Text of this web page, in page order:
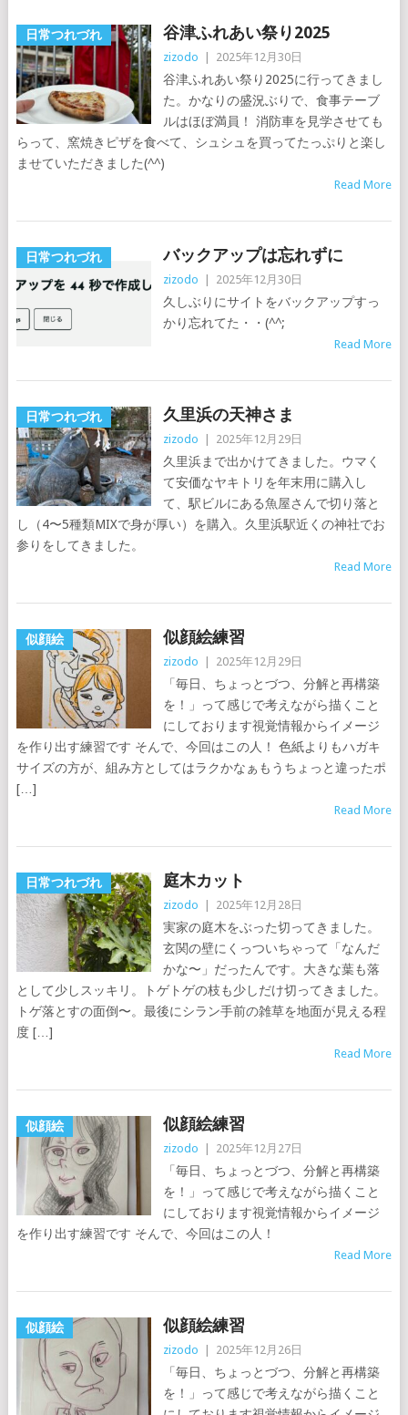
日常つれづれ 谷津ふれあい祭り2025
zizodo 2025年12月30日
谷津ふれあい祭り2025に行ってきまし
た。かなりの盛況ぶりで、食事テーブ
ルはほぼ満員！ 消防車を見学させても
らって、窯焼きピザを食べて、シュシュを買ってたっぷりと楽し
ませていただきました(^^)
Read More
日常つれづれ バックアップは忘れずに
zizodo 2025年12月30日
久しぶりにサイトをバックアップすっ
かり忘れてた・・(^^;
Read More
日常つれづれ 久里浜の天神さま
zizodo 2025年12月29日
久里浜まで出かけてきました。ウマく
て安価なヤキトリを年末用に購入し
て、駅ビルにある魚屋さんで切り落と
し（4〜5種類MIXで身が厚い）を購入。久里浜駅近くの神社でお
参りをしてきました。
Read More
似顔絵 似顔絵練習
zizodo 2025年12月29日
「毎日、ちょっとづつ、分解と再構築
を！」って感じで考えながら描くこと
にしております視覚情報からイメージ
を作り出す練習です そんで、今回はこの人！ 色紙よりもハガキ
サイズの方が、組み方としてはラクかなぁもうちょっと違ったポ
[…]
Read More
日常つれづれ 庭木カット
zizodo 2025年12月28日
実家の庭木をぶった切ってきました。
玄関の壁にくっついちゃって「なんだ
かな〜」だったんです。大きな葉も落
として少しスッキリ。トゲトゲの枝も少しだけ切ってきました。
トゲ落とすの面倒〜。最後にシラン手前の雑草を地面が見える程
度 […]
Read More
似顔絵 似顔絵練習
zizodo 2025年12月27日
「毎日、ちょっとづつ、分解と再構築
を！」って感じで考えながら描くこと
にしております視覚情報からイメージ
を作り出す練習です そんで、今回はこの人！
Read More
似顔絵 似顔絵練習
zizodo 2025年12月26日
「毎日、ちょっとづつ、分解と再構築
を！」って感じで考えながら描くこと